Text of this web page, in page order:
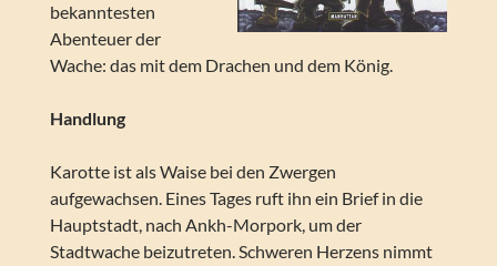
bekanntesten
Abenteuer der
Wache: das mit dem Drachen und dem König.
Handlung
Karotte ist als Waise bei den Zwergen
aufgewachsen. Eines Tages ruft ihn ein Brief in die
Hauptstadt, nach Ankh-Morpork, um der
Stadtwache beizutreten. Schweren Herzens nimmt